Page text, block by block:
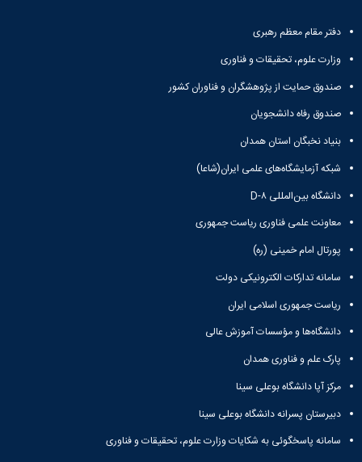
دفتر مقام معظم رهبری
وزارت علوم، تحقیقات و فناوری
صندوق حمایت از پژوهشگران و فناوران کشور
صندوق رفاه دانشجویان
بنیاد نخبگان استان همدان
شبکه آزمایشگاه‌های علمی ایران(شاعا)
دانشگاه بین‌المللی D-۸
معاونت علمی فناوری ریاست جمهوری
پورتال امام خمینی (ره)
سامانه تدارکات الکترونیکی دولت
ریاست جمهوری اسلامی ایران
دانشگاه‌ها و مؤسسات آموزش عالی
پارک علم و فناوری همدان
مرکز آپا دانشگاه بوعلی سینا
دبیرستان پسرانه دانشگاه بوعلی سینا
سامانه پاسخگوئی به شکایات وزارت علوم، تحقیقات و فناوری